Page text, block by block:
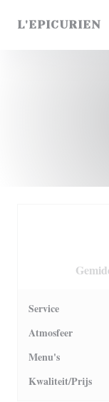
L'EPICURIEN
Service
Atmosfeer
Menu's
Kwaliteit/Prijs